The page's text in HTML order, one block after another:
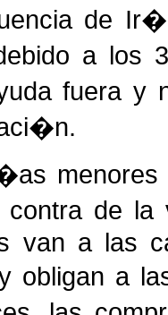
de
a los
fuera
contra de
van a las
obligan a